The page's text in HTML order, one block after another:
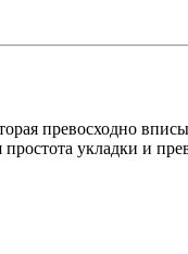
превосходно
укладки и